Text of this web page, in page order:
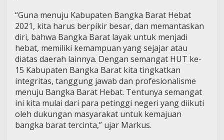
“Guna menuju Kabupaten Bangka Barat Hebat
2021, kita harus berpikir besar, dan memantaskan
diri, bahwa Bangka Barat layak untuk menjadi
hebat, memiliki kemampuan yang sejajar atau
diatas daerah lainnya. Dengan semangat HUT ke-
15 Kabupaten Bangka Barat kita tingkatkan
integritas, tanggung jawab dan profesionalisme
menuju Bangka Barat Hebat. Tentunya semangat
ini kita mulai dari para petinggi negeri yang diikuti
oleh dukungan masyarakat untuk kemajuan
bangka barat tercinta,” ujar Markus.